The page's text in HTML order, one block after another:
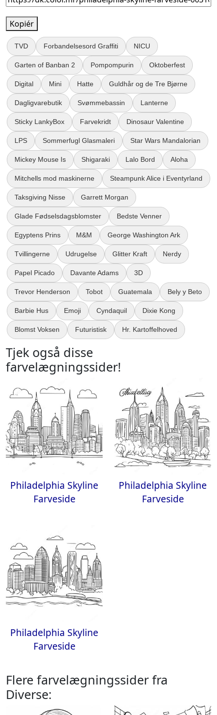
Kopiér
TVD Forbandelsesord Graffiti NICU
Garten of Banban 2 Pompompurin Oktoberfest
Digital Mini Hatte Guldhår og de Tre Bjørne
Dagligvarebutik Svømmebassin Lanterne
Sticky LankyBox Farvekridt Dinosaur Valentine
LPS Sommerfugl Glasmaleri Star Wars Mandalorian
Mickey Mouse Is Shigaraki Lalo Bord Aloha
Mitchells mod maskinerne Steampunk Alice i Eventyrland
Taksgiving Nisse Garrett Morgan
Glade Fødselsdagsblomster Bedste Venner
Egyptens Prins M&M George Washington Ark
Tvillingerne Udrugelse Glitter Kraft Nerdy
Papel Picado Davante Adams 3D
Trevor Henderson Tobot Guatemala Bely y Beto
Barbie Hus Emoji Cyndaquil Dixie Kong
Blomst Voksen Futuristisk Hr. Kartoffelhoved
Tjek også disse
farvelægningssider!
Philadelphia Skyline
Farveside
Philadelphia Skyline
Farveside
Philadelphia Skyline
Farveside
Flere farvelægningssider fra
Diverse: